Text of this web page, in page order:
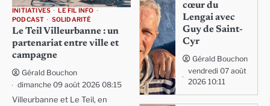
INITIATIVES
LE FIL INFO
PODCAST
SOLIDARITÉ
Le Teil Villeurbanne : un
partenariat entre ville et
campagne
Gérald Bouchon
dimanche 09 août 2026 08:15
Villeurbanne et Le Teil, en
cœur du
Lengai avec
Guy de Saint-
Cyr
Gérald Bouchon
vendredi 07 août
2026 10:11